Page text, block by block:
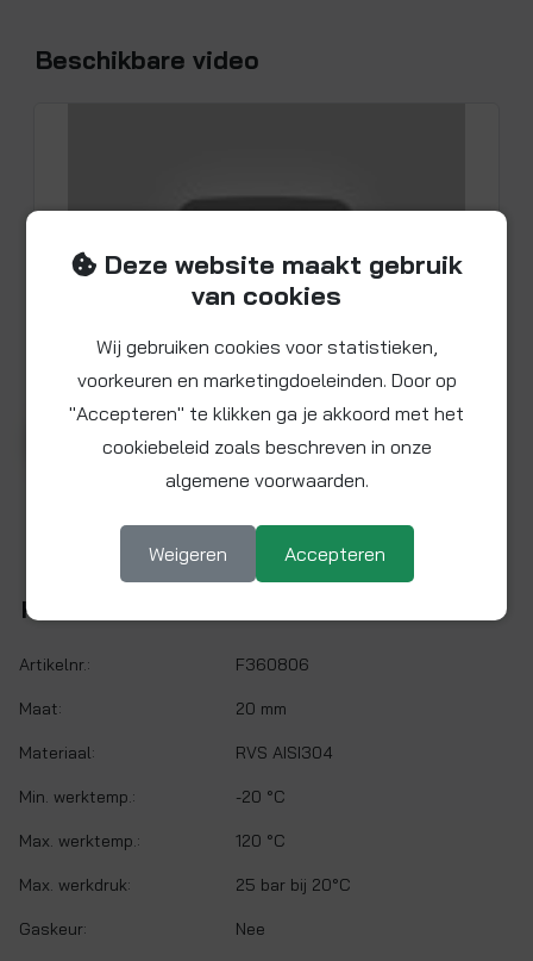
Beschikbare video
▶ Afspelen
Bekijk video voor product F360806
Kenmerken
Artikelnr.: F360806
Maat: 20 mm
Materiaal: RVS AISI304
Min. werktemp.: -20 °C
Max. werktemp.: 120 °C
Max. werkdruk: 25 bar bij 20°C
Gaskeur: Nee
Deze website maakt gebruik
van cookies
Wij gebruiken cookies voor statistieken,
voorkeuren en marketingdoeleinden. Door op
"Accepteren" te klikken ga je akkoord met het
cookiebeleid zoals beschreven in onze
algemene voorwaarden.
Weigeren Accepteren